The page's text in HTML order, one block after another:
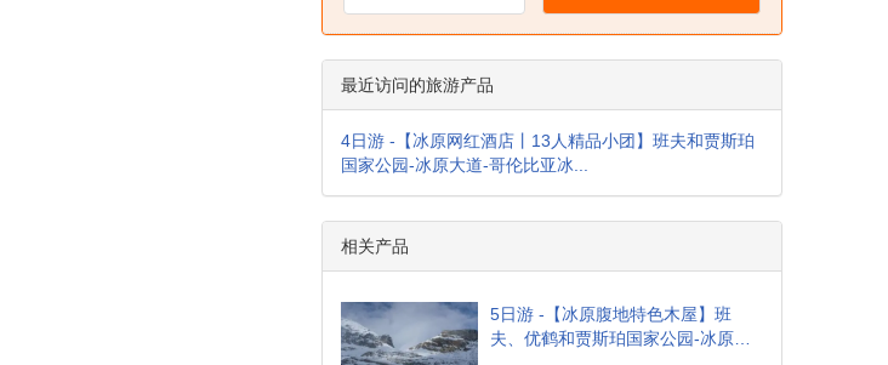
最近访问的旅游产品
4日游 -【冰原网红酒店丨13人精品小团】班夫和贾斯珀
国家公园-冰原大道-哥伦比亚冰...
相关产品
5日游 -【冰原腹地特色木屋】班
夫、优鹤和贾斯珀国家公园-冰原大